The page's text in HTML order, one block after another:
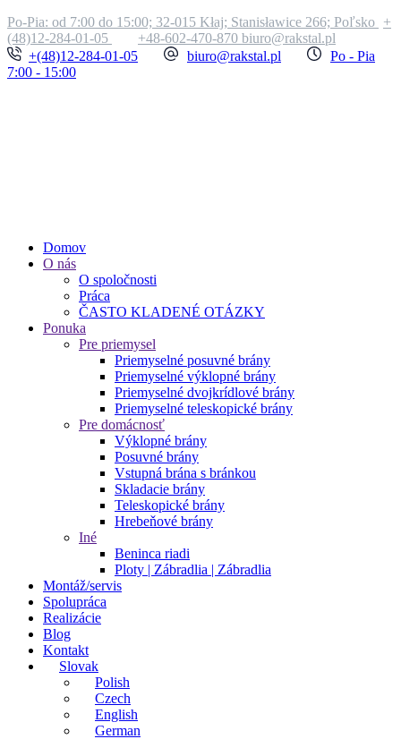
Po-Pia: od 7:00 do 15:00; 32-015 Kłaj; Stanisławice 266; Poľsko +
(48)12-284-01-05
+48-602-470-870 biuro@rakstal.pl
+(48)12-284-01-05
biuro@rakstal.pl
Po - Pia
7:00 - 15:00
Domov
O nás
O spoločnosti
Práca
ČASTO KLADENÉ OTÁZKY
Ponuka
Pre priemysel
Priemyselné posuvné brány
Priemyselné výklopné brány
Priemyselné dvojkrídlové brány
Priemyselné teleskopické brány
Pre domácnosť
Výklopné brány
Posuvné brány
Vstupná brána s bránkou
Skladacie brány
Teleskopické brány
Hrebeňové brány
Iné
Beninca riadi
Ploty | Zábradlia | Zábradlia
Montáž/servis
Spolupráca
Realizácie
Blog
Kontakt
Slovak
Polish
Czech
English
German